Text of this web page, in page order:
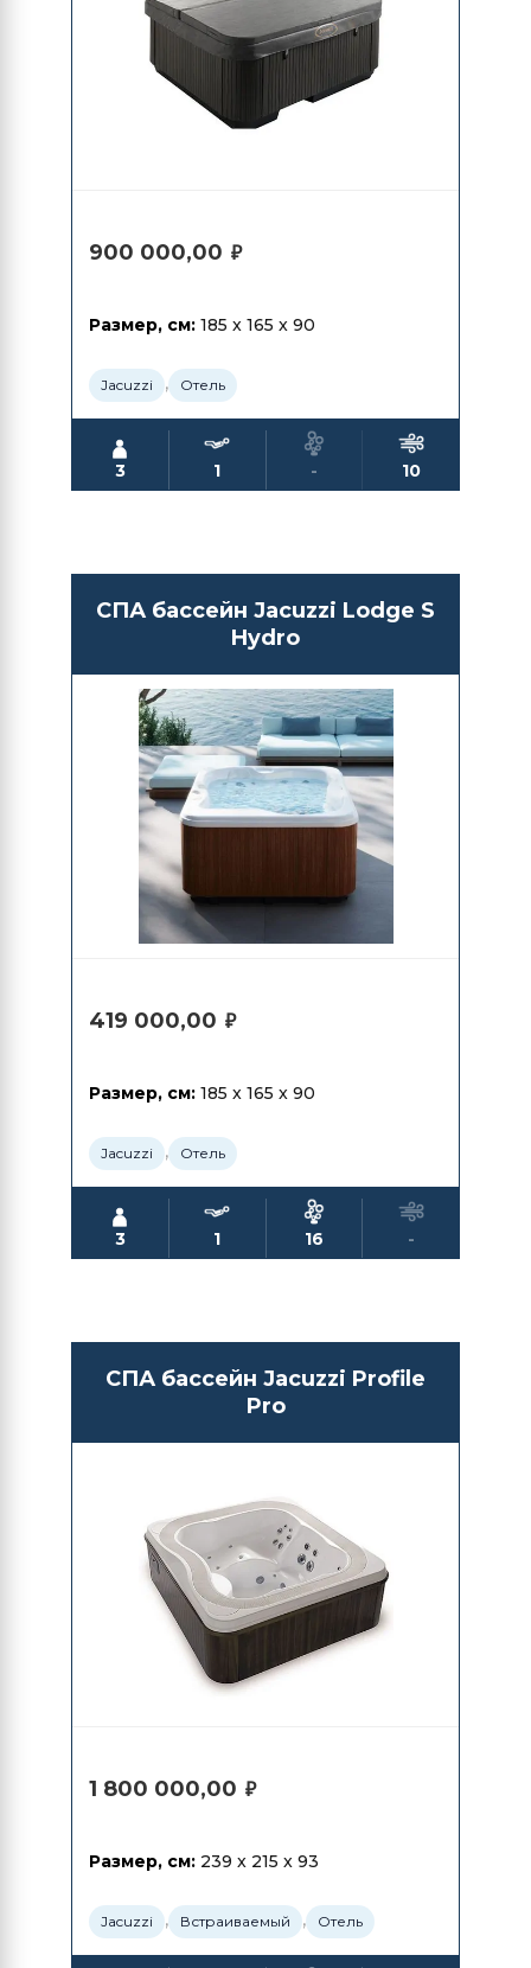
900 000,00 ₽
Размер, см: 185 x 165 x 90
Jacuzzi , Отель
3 1 - 10
СПА бассейн Jacuzzi Lodge S
Hydro
419 000,00 ₽
Размер, см: 185 x 165 x 90
Jacuzzi , Отель
3 1 16 -
СПА бассейн Jacuzzi Profile
Pro
1 800 000,00 ₽
Размер, см: 239 x 215 x 93
Jacuzzi , Встраиваемый , Отель